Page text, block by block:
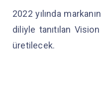
2022 yılında
diliyle tanıtılan
üretilecek.